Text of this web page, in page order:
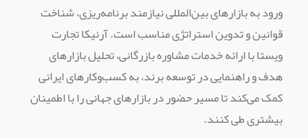
ورود به بازارهای بین‌المللی نیازمند برنامه‌ریزی، شناخت
قوانین و تدوین استراتژی مناسب است. آرنیکا تجارت
ویستا با ارائه خدمات مشاوره بازرگانی، تحلیل بازارهای
هدف و راهنمایی در توسعه برند، به کسب‌وکارهای ایرانی
کمک می‌کند تا مسیر حضور در بازارهای جهانی را با اطمینان
بیشتری طی کنند.